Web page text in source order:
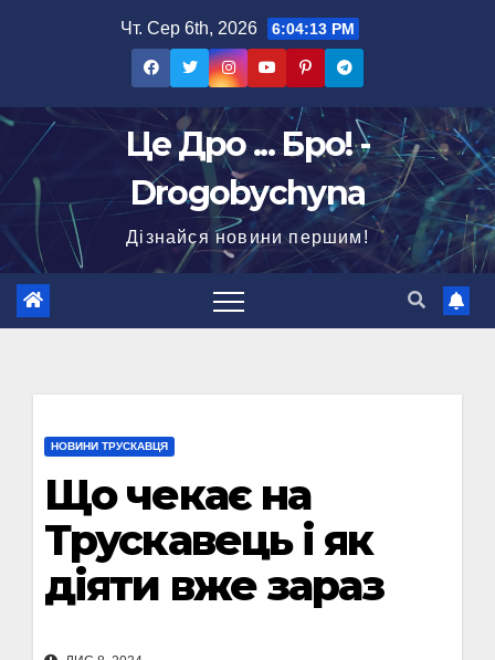
Чт. Сер 6th, 2026 6:04:14 PM
Це Дро ... Бро! -
Drogobychyna
Дізнайся новини першим!
НОВИНИ ТРУСКАВЦЯ
Що чекає на
Трускавець і як
діяти вже зараз